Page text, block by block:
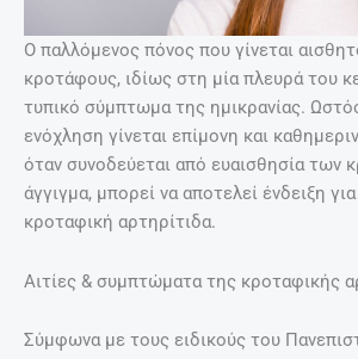
Ο παλλόμενος πόνος που γίνεται
κροτάφους, ιδίως στη μία πλευρά του
τυπικό σύμπτωμα της ημικρανίας.
ενόχληση γίνεται επίμονη και
όταν συνοδεύεται από ευαισθησία των
άγγιγμα, μπορεί να αποτελεί ένδειξη
κροταφική αρτηρίτιδα.
Αιτίες & συμπτώματα της κροταφικής
Σύμφωνα με τους ειδικούς του